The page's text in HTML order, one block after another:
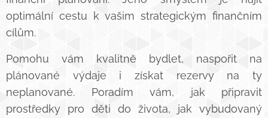
optimální cestu k vašim strategickým finančním
cílům.
Pomohu vám kvalitně bydlet, naspořit na
plánované výdaje i získat rezervy na ty
neplanované. Poradím vám, jak připravit
prostředky pro děti do života, jak vybudovaný